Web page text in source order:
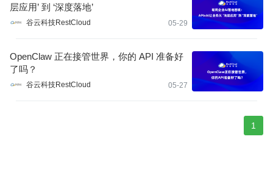
层应用’ 到 ‘深度落地’
谷云科技RestCloud 05-29
OpenClaw 正在接管世界，你的 API 准备好
了吗？
谷云科技RestCloud 05-27
1